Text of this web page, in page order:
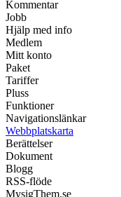
Kommentar
Jobb
Hjälp med info
Medlem
Mitt konto
Paket
Tariffer
Pluss
Funktioner
Navigationslänkar
Webbplatskarta
Berättelser
Dokument
Blogg
RSS-flöde
MysigThem.se